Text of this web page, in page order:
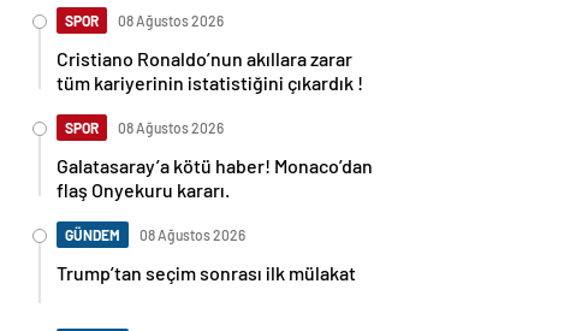
SPOR 08 Ağustos 2026
Cristiano Ronaldo’nun akıllara zarar
tüm kariyerinin istatistiğini çıkardık !
SPOR 08 Ağustos 2026
Galatasaray’a kötü haber! Monaco’dan
flaş Onyekuru kararı.
GÜNDEM 08 Ağustos 2026
Trump’tan seçim sonrası ilk mülakat